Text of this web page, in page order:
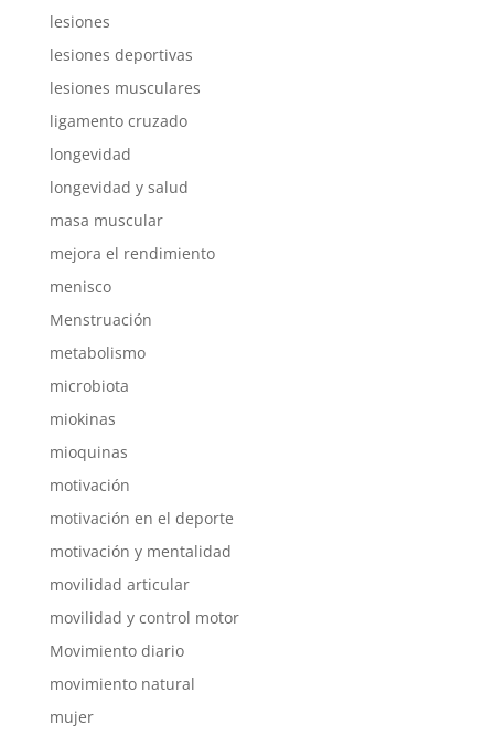
lesiones
lesiones deportivas
lesiones musculares
ligamento cruzado
longevidad
longevidad y salud
masa muscular
mejora el rendimiento
menisco
Menstruación
metabolismo
microbiota
miokinas
mioquinas
motivación
motivación en el deporte
motivación y mentalidad
movilidad articular
movilidad y control motor
Movimiento diario
movimiento natural
mujer